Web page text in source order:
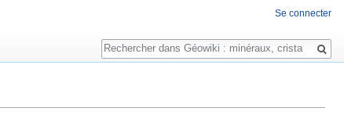
Se connecter
Rechercher